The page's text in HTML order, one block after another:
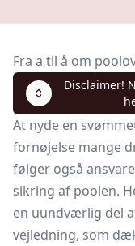
Fra a til å om
Disclaimer!
At nyde en
fornøjelse mange
følger også
sikring af poolen.
en uundværlig del
vejledning, som